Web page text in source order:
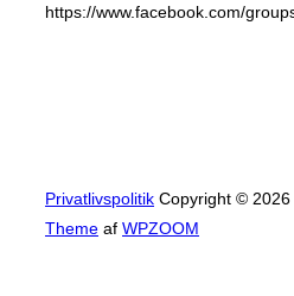
https://www.facebook.com/
Privatlivspolitik Copyright © 2026
Theme af WPZOOM